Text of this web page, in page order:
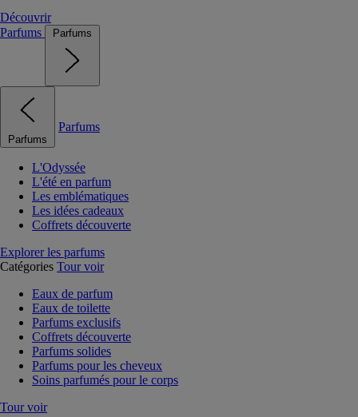
Découvrir
Parfums
Parfums
Parfums
Parfums
L'Odyssée
L'été en parfum
Les emblématiques
Les idées cadeaux
Coffrets découverte
Explorer les parfums
Catégories Tour voir
Eaux de parfum
Eaux de toilette
Parfums exclusifs
Coffrets découverte
Parfums solides
Parfums pour les cheveux
Soins parfumés pour le corps
Tour voir